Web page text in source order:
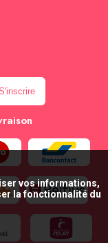
vos informations,
la fonctionnalité du